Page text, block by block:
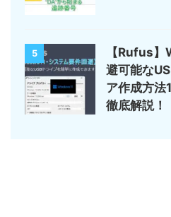
5
【Rufus
避可能な
ア作成方法
徹底解説！